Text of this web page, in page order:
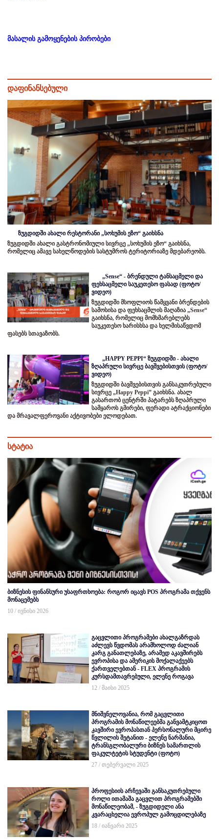
მასალის გამოყენების პირობები
დაფინანსებული
ზუგდიდში ახალი რესტორანი „სოხუმის ეზო“ გაიხსნა
ზუგდიდში ახალი გასტრონომიული სივრცე „სოხუმის ეზო“ გაიხსნა,
რომელიც ამავე სახელწოდების სასტუმროს ტერიტორიაზე მდებარეობს.
„Sense“ - ბრენდული ტანსაცმელი და
ფეხსაცმელი საუკეთესო ფასად (ფოტო/
ვიდეო)
ზუგდიდში მსოფლიოს წამყვანი ბრენდების
სამოსისა და ფეხსაცმლის მაღაზია „Sense“
გაიხსნა, რომელიც მომხმარებლებს
საუკეთესო ხარისხსა და ხელმისაწვდომ
ფასებს სთავაზობს.
„HAPPY PEPPI“ ზუგდიდში - ახალი
ზღაპრული სივრცე ბავშვებისთვის (ფოტო/
ვიდეო)
ზუგდიდში ბავშვებისთვის განსაკუთრებული
სივრცე „Happy Peppi” გაიხსნა. ახალ
გასართობ ცენტრში პატარებს ზღაპრული
სამყაროს გმირები, ფერადი ატრაქციონები
და მრავალფეროვანი აქტივობები ელოდებათ.
სტატია
ბიზნესის ფინანსური უსაფრთხოება: როგორ იცავს POS პროგრამა თქვენს
მონაცემებს
10 / ივნისი 2026
გაცვლითი პროგრამები ახალგაზრდას
აძლევს წვდომას არამხოლოდ ძალიან
კარგ განათლებაზე, არამედ აკავშირებს
ევროპისა და ამერიკის მოქალაქეებს
ქართველებთან - FLEX პროგრამის
კურსდამთავრებული, ელენე როგავა
12 / მაისი 2025
მნიშვნელოვანია, რომ გაცვლითი
პროგრამის მონაწილეებმა განვამტკიცოთ
კავშირი ევროპასთან პერსონალური მცირე
წვლილის შეტანით - ელენე ნარმანია,
ტრანსგლობალური ბიზნეს სამართლის
ფაკულტეტის სტუდენტი (ფოტო)
27 / თებერვალი 2025
პროფესიის არჩევაში განსაკუთრებული
როლი ითამაშა გაცვლით პროგრამებში
მონაწილეობამ, - ზუგდიდელი ანა
კვარაცხელია ევროპულ გამოცდილებაზე
18 / იანვარი 2025